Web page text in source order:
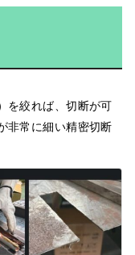
を絞れば、切断が可
非常に細い精密切断